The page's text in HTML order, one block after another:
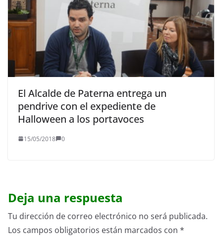
El Alcalde de Paterna entrega un
pendrive con el expediente de
Halloween a los portavoces
15/05/2018 0
Deja una respuesta
Tu dirección de correo electrónico no será publicada.
Los campos obligatorios están marcados con *